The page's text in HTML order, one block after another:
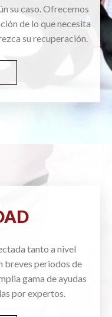
su caso. Ofrecemos
de lo que necesita
su recuperación.
tanto a nivel
breves periodos de
gama de ayudas
por expertos.